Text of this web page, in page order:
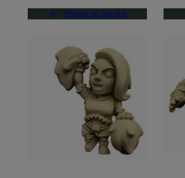
Añadir al carrito